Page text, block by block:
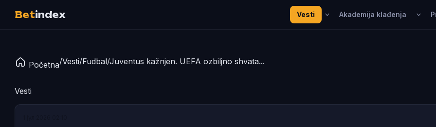
Betindex Vesti Akademija klađenja
Početna/Vesti/Fudbal/Juventus kažnjen. UEFA ozbiljno shvata...
Vesti